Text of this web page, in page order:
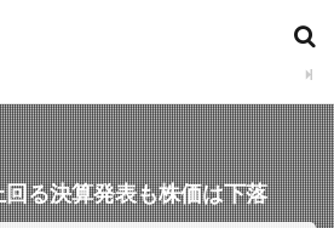
る決算発表も株価は下落